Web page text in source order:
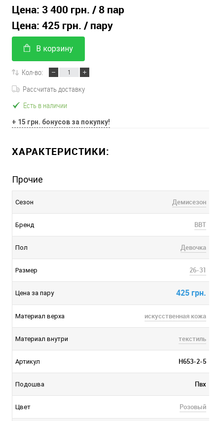
Цена: 3 400 грн. / 8 пар
Цена: 425 грн. / пару
В корзину
Кол-во:
Рассчитать доставку
Есть в наличии
+ 15 грн. бонусов за покупку!
ХАРАКТЕРИСТИКИ:
Прочие
Сезон Демисезон
Бренд BBT
Пол Девочка
Размер 26-31
Цена за пару 425 грн.
Материал верха искусственная кожа
Материал внутри текстиль
Артикул H653-2-5
Подошва Пвх
Цвет Розовый